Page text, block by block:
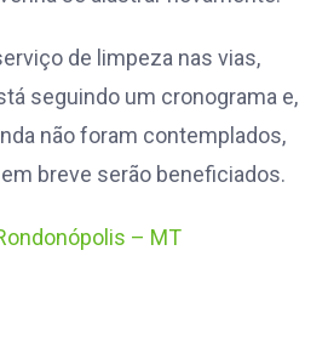
de limpeza nas vias,
seguindo um cronograma e,
não foram contemplados,
breve serão beneficiados.
– MT